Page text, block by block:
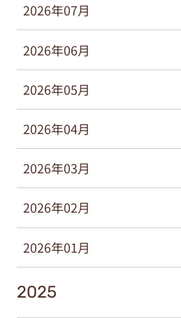
2026年07月
2026年06月
2026年05月
2026年04月
2026年03月
2026年02月
2026年01月
2025